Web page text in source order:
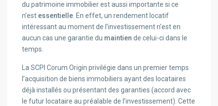
du patrimoine immobilier est aussi importante si ce
n’est essentielle . En effet, un rendement locatif
intéressant au moment de l’investissement n’est en
aucun cas une garantie du maintiende celui-ci dans le
temps.
La SCPI Corum Origin privilégie dans un premier temps
l’acquisition de biens immobiliers ayant des locataires
déjà installés ou présentant des garanties (accord avec
le futur locataire au préalable de l’investissement). Cette